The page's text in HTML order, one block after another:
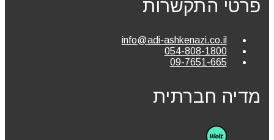
פרטי התקשרות
info@adi-ashkenazi.co.il
054-808-1800
09-7651-665
מדיה חברתית